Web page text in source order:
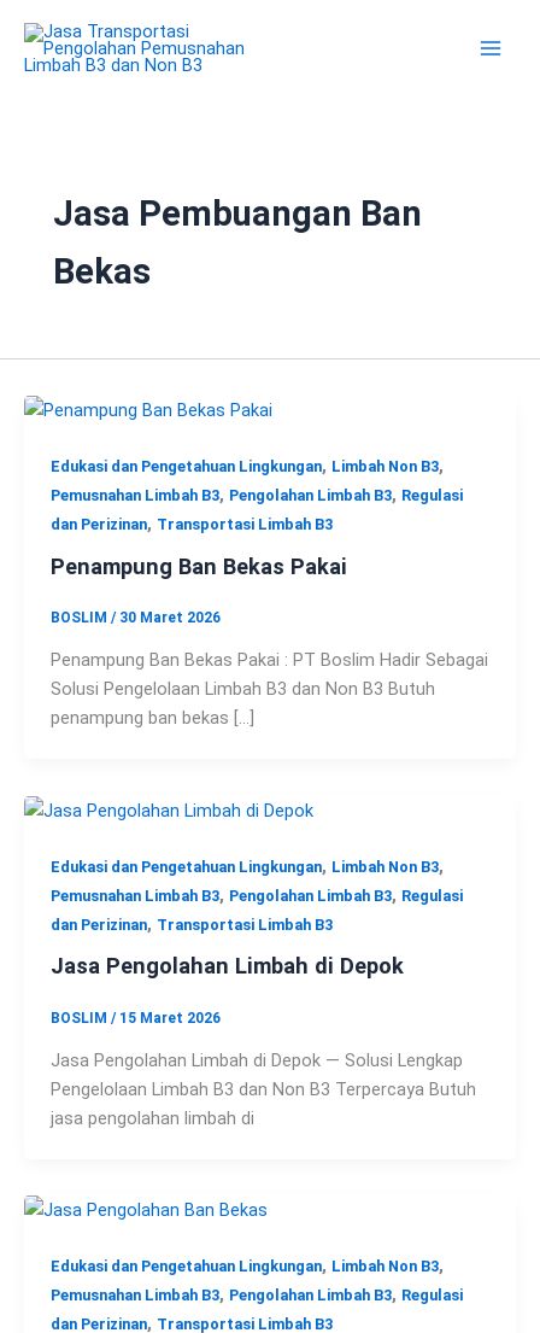
konten
Jasa Pembuangan Ban
Bekas
Edukasi dan Pengetahuan Lingkungan, Limbah Non B3,
Pemusnahan Limbah B3, Pengolahan Limbah B3, Regulasi
dan Perizinan, Transportasi Limbah B3
Penampung Ban Bekas Pakai
BOSLIM / 30 Maret 2026
Penampung Ban Bekas Pakai : PT Boslim Hadir Sebagai
Solusi Pengelolaan Limbah B3 dan Non B3 Butuh
penampung ban bekas […]
Edukasi dan Pengetahuan Lingkungan, Limbah Non B3,
Pemusnahan Limbah B3, Pengolahan Limbah B3, Regulasi
dan Perizinan, Transportasi Limbah B3
Jasa Pengolahan Limbah di Depok
BOSLIM / 15 Maret 2026
Jasa Pengolahan Limbah di Depok — Solusi Lengkap
Pengelolaan Limbah B3 dan Non B3 Terpercaya Butuh
jasa pengolahan limbah di
Edukasi dan Pengetahuan Lingkungan, Limbah Non B3,
Pemusnahan Limbah B3, Pengolahan Limbah B3, Regulasi
dan Perizinan, Transportasi Limbah B3